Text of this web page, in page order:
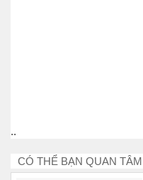
..
CÓ THỂ BẠN QUAN TÂM